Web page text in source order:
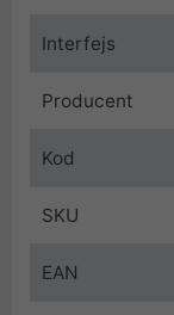
Interfejs
Producent
Kod
SKU
EAN